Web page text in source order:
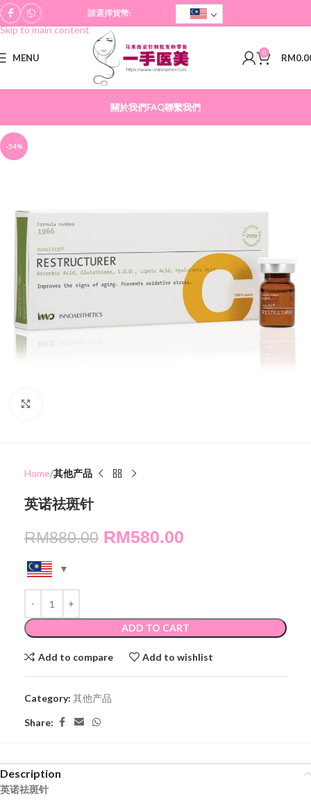
Skip to navigation
Skip to main content
請選擇貨幣:
MENU 0 RM
關於我們FAQ聯繫我們
-34%
Home 其他产品
英诺祛斑针
RM880.00 RM580.00
ADD TO CART
Add to compare Add to wishlist
Category: 其他产品
Share:
Description
英诺祛斑针